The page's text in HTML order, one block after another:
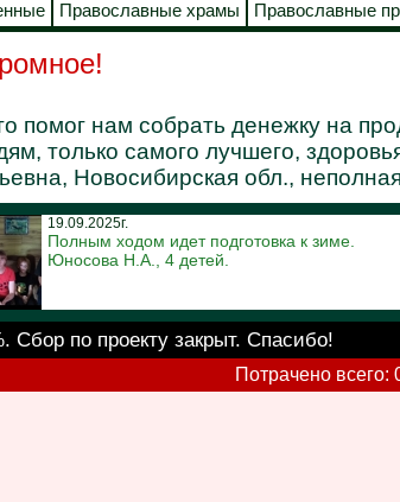
Православные храмы Православные
нам собрать денежку на
только самого лучшего,
Новосибирская обл.,
19.09.2025г.
Полным ходом идет подготовка к зиме.
Юносова Н.А., 4 детей.
Сбор по проекту закрыт. Спасибо!
Потрачено всего: